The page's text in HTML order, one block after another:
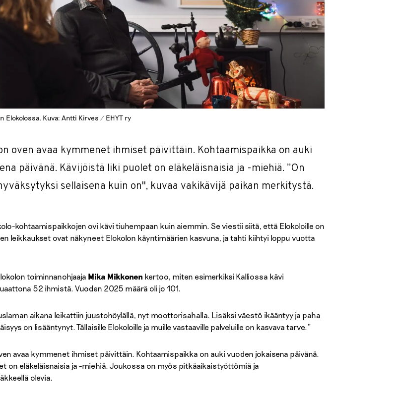
Elokolossa. Kuva: Antti Kirves / EHYT ry
oven avaa kymmenet ihmiset päivittäin. Kohtaamispaikka on auki
päivänä. Kävijöistä liki puolet on eläkeläisnaisia ja -miehiä. ”On
sellaisena kuin on", kuvaa vakikävijä paikan merkitystä.
kohtaamispaikkojen ovi kävi tiuhempaan kuin aiemmin. Se viestii siitä, että Elokoloille on
leikkaukset ovat näkyneet Elokolon käyntimäärien kasvuna, ja tahti kiihtyi loppu vuotta
toiminnanohjaaja Mika Mikkonen kertoo, miten esimerkiksi Kalliossa kävi
52 ihmistä. Vuoden 2025 määrä oli jo 101.
aikana leikattiin juustohöylällä, nyt moottorisahalla. Lisäksi väestö ikääntyy ja paha
on lisääntynyt. Tällaisille Elokoloille ja muille vastaaville palveluille on kasvava tarve.”
avaa kymmenet ihmiset päivittäin. Kohtaamispaikka on auki vuoden jokaisena päivänä.
on eläkeläisnaisia ja -miehiä. Joukossa on myös pitkäaikaistyöttömiä ja
olevia.